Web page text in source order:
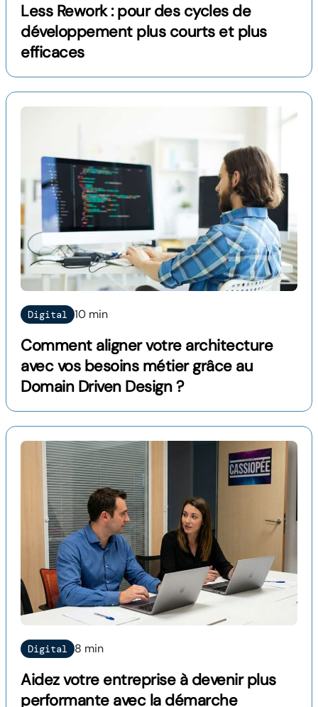
Less Rework : pour des cycles de
développement plus courts et plus
efficaces
Digital 10 min
Comment aligner votre architecture
avec vos besoins métier grâce au
Domain Driven Design ?
Digital 8 min
Aidez votre entreprise à devenir plus
performante avec la démarche